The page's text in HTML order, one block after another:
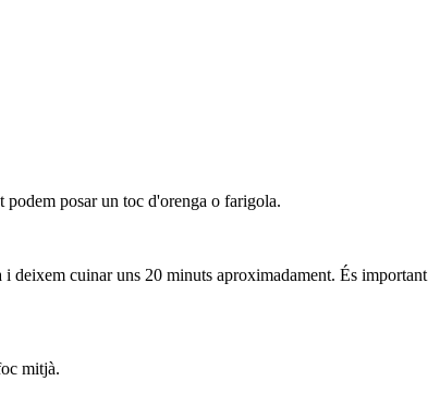
podem posar un toc d'orenga o farigola.
deixem cuinar uns 20 minuts aproximadament. És important
mitjà.